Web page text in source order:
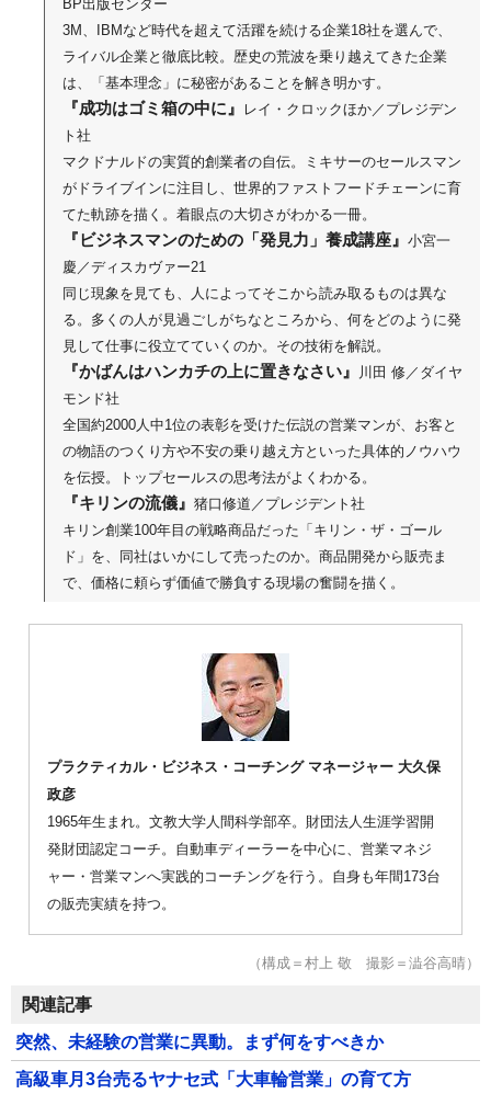
BP出版センター
3M、IBMなど時代を超えて活躍を続ける企業18社を選んで、
ライバル企業と徹底比較。歴史の荒波を乗り越えてきた企業
は、「基本理念」に秘密があることを解き明かす。
『成功はゴミ箱の中に』
レイ・クロックほか／プレジデン
ト社
マクドナルドの実質的創業者の自伝。ミキサーのセールスマン
がドライブインに注目し、世界的ファストフードチェーンに育
てた軌跡を描く。着眼点の大切さがわかる一冊。
『ビジネスマンのための「発見力」養成講座』 小宮一
慶／ディスカヴァー21
同じ現象を見ても、人によってそこから読み取るものは異な
る。多くの人が見過ごしがちなところから、何をどのように発
見して仕事に役立てていくのか。その技術を解説。
『かばんはハンカチの上に置きなさい』
川田 修／ダイヤ
モンド社
全国約2000人中1位の表彰を受けた伝説の営業マンが、お客と
の物語のつくり方や不安の乗り越え方といった具体的ノウハウ
を伝授。トップセールスの思考法がよくわかる。
『キリンの流儀』 猪口修道／プレジデント社
キリン創業100年目の戦略商品だった「キリン・ザ・ゴール
ド」を、同社はいかにして売ったのか。商品開発から販売ま
で、価格に頼らず価値で勝負する現場の奮闘を描く。
プラクティカル・ビジネス・コーチング マネージャー 大久保
政彦
1965年生まれ。文教大学人間科学部卒。財団法人生涯学習開
発財団認定コーチ。自動車ディーラーを中心に、営業マネジ
ャー・営業マンへ実践的コーチングを行う。自身も年間173台
の販売実績を持つ。
（構成＝村上 敬 撮影＝澁谷高晴）
関連記事
突然、未経験の営業に異動。まず何をすべきか
高級車月3台売るヤナセ式「大車輪営業」の育て方